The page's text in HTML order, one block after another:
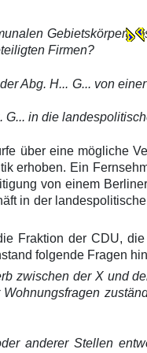
Gebietskörper
Firmen?
Abg. H... G... von
in die
über eine mögliche
erhoben. Ein
von einem
in der
Fraktion der CDU,
folgende Fragen
zwischen der X und
anderer Stellen